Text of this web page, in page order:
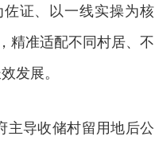
证、以一线实操为核
精准适配不同村居、不
发展。
主导收储村留用地后公